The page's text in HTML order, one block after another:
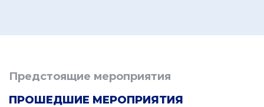
Предстоящие мероприятия
ПРОШЕДШИЕ МЕРОПРИЯТИЯ